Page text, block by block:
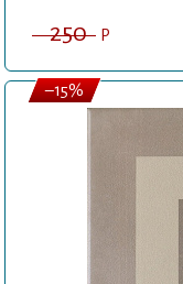
250 P
–15%